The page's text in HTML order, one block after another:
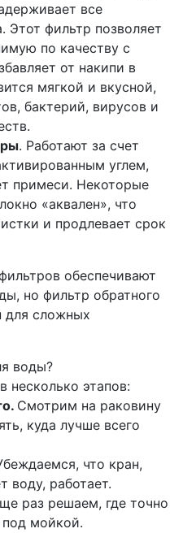
все
Этот фильтр позволяет
по качеству с
от накипи в
мягкой и вкусной,
бактерий, вирусов и
. Работают за счет
углем,
примеси. Некоторые
«аквален», что
и продлевает срок
обеспечивают
но фильтр обратного
для сложных
воды?
несколько этапов:
Смотрим на раковину
куда лучше всего
что кран,
воду, работает.
раз решаем, где точно
под мойкой.